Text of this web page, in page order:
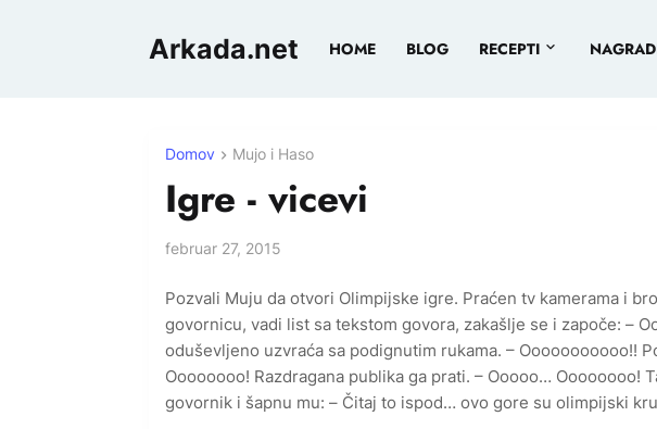
Arkada.net HOME BLOG RECEPTI
Domov Mujo i Haso
Igre - vicevi
februar 27, 2015
Pozvali Muju da otvori Olimpijske igre. Praćen tv kamerama i
govornicu, vadi list sa tekstom govora, zakašlje se i započe: –
oduševljeno uzvraća sa podignutim rukama. – Ooooooooooo!!
Oooooooo! Razdragana publika ga prati. – Ooooo… Oooooooo!
govornik i šapnu mu: – Čitaj to ispod… ovo gore su olimpijski